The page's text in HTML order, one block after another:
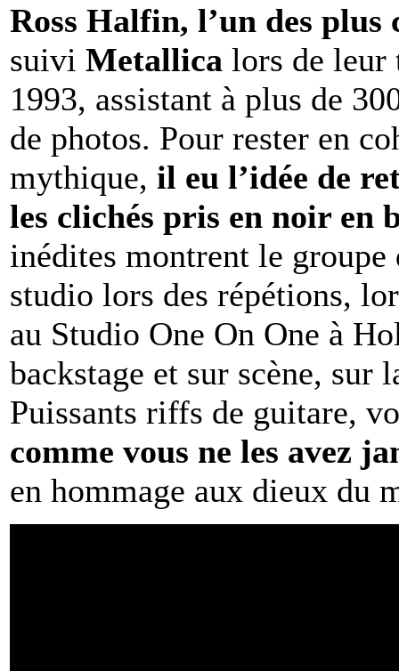
Ross Halfin, l’un des plus
suivi Metallica lors de leur
1993, assistant à plus de
de photos. Pour rester en
mythique, il eu l’idée de
les clichés pris en noir en
inédites montrent le groupe
studio lors des répétions,
au Studio One On One à
backstage et sur scène, sur
Puissants riffs de guitare,
comme vous ne les avez
en hommage aux dieux du